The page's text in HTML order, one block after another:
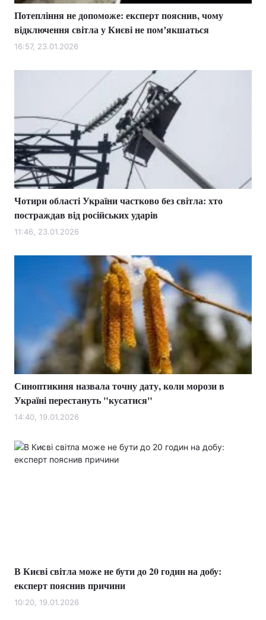
Цікавинки Погода
Екологія
Лонгріди
Відео з Youtube Статті
Інтерв'ю Думки
Архів Вакансії
Контакти
Послуги
Тема оформлення
Потепління не допоможе: експерт пояснив, чому
відключення світла у Києві не помʼякшаться
16:57, 23.01.2026
Чотири області України частково без світла: хто
постраждав від російських ударів
11:46, 23.01.2026
Синоптикиня назвала точну дату, коли морози в
Україні перестануть "кусатися"
14:40, 19.01.2026
В Києві світла може не бути до 20 годин на добу:
експерт пояснив причини
10:20, 19.01.2026